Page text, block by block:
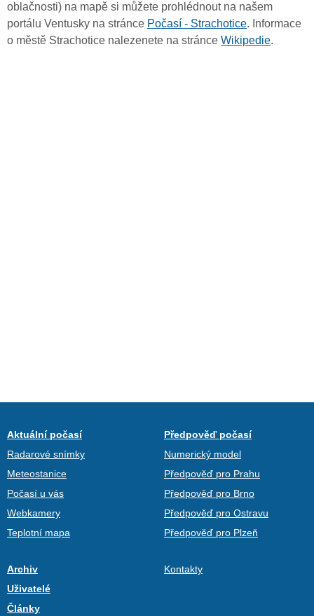
oblačnosti) na mapě si můžete prohlédnout na našem
portálu Ventusky na stránce Počasí - Strachotice. Informace
o městě Strachotice nalezenete na stránce Wikipedie.
Aktuální počasí
Radarové snímky
Meteostanice
Počasí u vás
Webkamery
Teplotní mapa
Předpověď počasí
Numerický model
Předpověď pro Prahu
Předpověď pro Brno
Předpověď pro Ostravu
Předpověď pro Plzeň
Archiv
Uživatelé
Články
Kontakty